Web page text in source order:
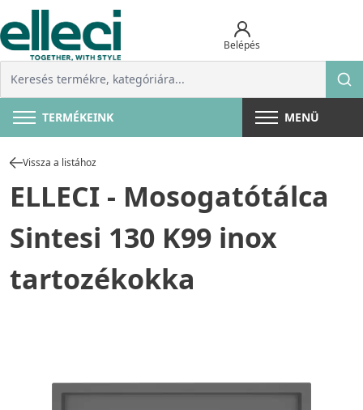
Belépés
TERMÉKEINK MENÜ
Vissza a listához
ELLECI - Mosogatótálca
Sintesi 130 K99 inox
tartozékokka